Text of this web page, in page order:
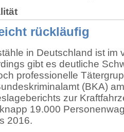
rückläufig
in Deutschland ist im
gibt es deutliche
professionelle
(BKA)
zur
19.000
2016.